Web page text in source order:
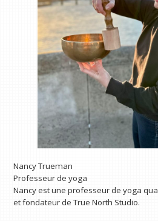
Nancy Trueman
Professeur de yoga
Nancy est une professeur de yoga
et fondateur de True North Studio.